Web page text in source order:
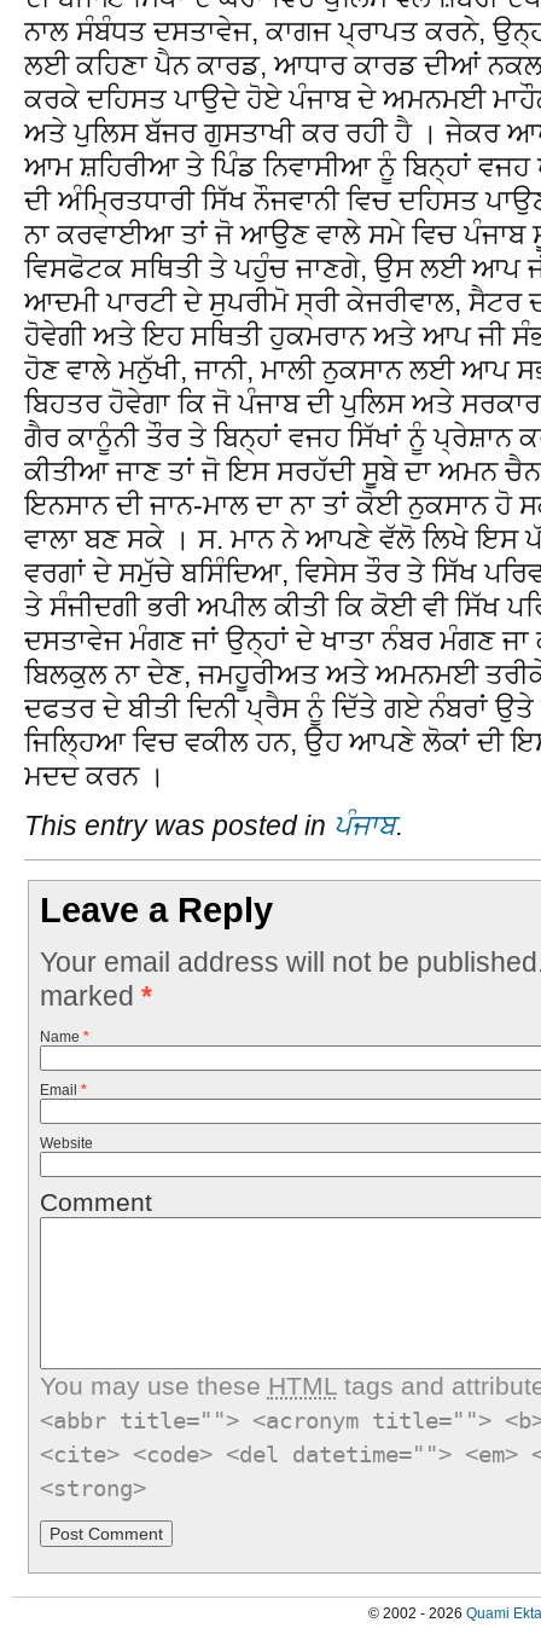
ਨਾਲ ਸੰਬੰਧਤ ਦਸਤਾਵੇਜ, ਕਾਗਜ ਪ੍ਰਾਪਤ ਕਰਨੇ,
ਲਈ ਕਹਿਣਾ ਪੈਨ ਕਾਰਡ, ਆਧਾਰ ਕਾਰਡ ਦੀਆਂ
ਕਰਕੇ ਦਹਿਸਤ ਪਾਉਦੇ ਹੋਏ ਪੰਜਾਬ ਦੇ ਅਮਨਮਈ
ਅਤੇ ਪੁਲਿਸ ਬੱਜਰ ਗੁਸਤਾਖੀ ਕਰ ਰਹੀ ਹੈ । ਜੇਕਰ
ਆਮ ਸ਼ਹਿਰੀਆ ਤੇ ਪਿੰਡ ਨਿਵਾਸੀਆ ਨੂੰ ਬਿਨ੍ਹਾਂ ਵਜਹ
ਦੀ ਅੰਮ੍ਰਿਤਧਾਰੀ ਸਿੱਖ ਨੌਜਵਾਨੀ ਵਿਚ ਦਹਿਸਤ
ਨਾ ਕਰਵਾਈਆ ਤਾਂ ਜੋ ਆਉਣ ਵਾਲੇ ਸਮੇ ਵਿਚ ਪੰਜਾਬ
ਵਿਸਫੋਟਕ ਸਥਿਤੀ ਤੇ ਪਹੁੰਚ ਜਾਣਗੇ, ਉਸ ਲਈ ਆਪ
ਆਦਮੀ ਪਾਰਟੀ ਦੇ ਸੁਪਰੀਮੋ ਸ੍ਰੀ ਕੇਜਰੀਵਾਲ, ਸੈਟਰ
ਹੋਵੇਗੀ ਅਤੇ ਇਹ ਸਥਿਤੀ ਹੁਕਮਰਾਨ ਅਤੇ ਆਪ ਜੀ
ਹੋਣ ਵਾਲੇ ਮਨੁੱਖੀ, ਜਾਨੀ, ਮਾਲੀ ਨੁਕਸਾਨ ਲਈ ਆਪ
ਬਿਹਤਰ ਹੋਵੇਗਾ ਕਿ ਜੋ ਪੰਜਾਬ ਦੀ ਪੁਲਿਸ ਅਤੇ
ਗੈਰ ਕਾਨੂੰਨੀ ਤੌਰ ਤੇ ਬਿਨ੍ਹਾਂ ਵਜਹ ਸਿੱਖਾਂ ਨੂੰ
ਕੀਤੀਆ ਜਾਣ ਤਾਂ ਜੋ ਇਸ ਸਰਹੱਦੀ ਸੂਬੇ ਦਾ ਅਮਨ
ਇਨਸਾਨ ਦੀ ਜਾਨ-ਮਾਲ ਦਾ ਨਾ ਤਾਂ ਕੋਈ ਨੁਕਸਾਨ ਹੋ
ਵਾਲਾ ਬਣ ਸਕੇ । ਸ. ਮਾਨ ਨੇ ਆਪਣੇ ਵੱਲੋ ਲਿਖੇ ਇਸ
ਵਰਗਾਂ ਦੇ ਸਮੁੱਚੇ ਬਸਿੰਦਿਆ, ਵਿਸੇਸ ਤੌਰ ਤੇ ਸਿੱਖ
ਤੇ ਸੰਜੀਦਗੀ ਭਰੀ ਅਪੀਲ ਕੀਤੀ ਕਿ ਕੋਈ ਵੀ ਸਿੱਖ
ਦਸਤਾਵੇਜ ਮੰਗਣ ਜਾਂ ਉਨ੍ਹਾਂ ਦੇ ਖਾਤਾ ਨੰਬਰ ਮੰਗਣ
ਬਿਲਕੁਲ ਨਾ ਦੇਣ, ਜਮਹੂਰੀਅਤ ਅਤੇ ਅਮਨਮਈ
ਦਫਤਰ ਦੇ ਬੀਤੀ ਦਿਨੀ ਪ੍ਰੈਸ ਨੂੰ ਦਿੱਤੇ ਗਏ ਨੰਬਰਾਂ
ਜਿਲਿ੍ਹਆ ਵਿਚ ਵਕੀਲ ਹਨ, ਉਹ ਆਪਣੇ ਲੋਕਾਂ ਦੀ
ਮਦਦ ਕਰਨ ।
This entry was posted in ਪੰਜਾਬ.
Leave a Reply
Your email address will not be
marked *
Name *
Email *
Website
Comment
You may use these HTMLtags and
<abbr title=""> <acronym title="">
<cite> <code> <del datetime="">
<strong>
© 2002 - 2026 Quami